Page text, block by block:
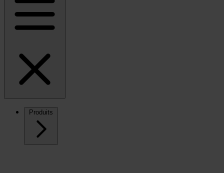
Produits